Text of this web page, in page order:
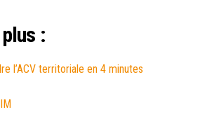
:
l’ACV territoriale en 4 minutes